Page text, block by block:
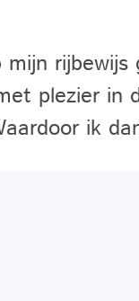
plezier
ik